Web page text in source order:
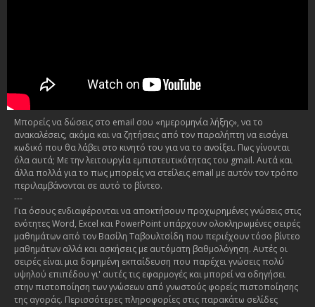
Μπορείς να δώσεις στο email σου «ημερομηνία λήξης», να το
ανακαλέσεις, ακόμα και να ζητήσεις από τον παραλήπτη να εισάγει
κωδικό που θα λάβει στο κινητό του για να το ανοίξει. Πως γίνονται
όλα αυτά; Με την λειτουργία εμπιστευτικότητας του gmail. Αυτά και
άλλα πολλά για το πως μπορείς να στείλεις email με αυτόν τον τρόπο
περιλαμβάνονται σε αυτό το βίντεο.
---
Για όσους ενδιαφέρονται να αποκτήσουν προχωρημένες γνώσεις στις
ενότητες Word, Excel και PowerPoint υπάρχουν ολοκληρωμένες σειρές
μαθημάτων από τον Βασίλη Ταβουλτσίδη που περιέχουν τόσο βίντεο
μαθημάτων αλλά και ασκήσεις με αυτόματη βαθμολόγηση. Αυτές οι
σειρές είναι μια δομημένη εκπαίδευση που παρέχει γνώσεις πολύ
υψηλού επιπέδου γι' αυτές τις εφαρμογές και μπορεί να οδηγήσει
στην πιστοποίηση των γνώσεων από γνωστούς φορείς πιστοποίησης
της αγοράς. Περισσότερες πληροφορίες στις παρακάτω σελίδες